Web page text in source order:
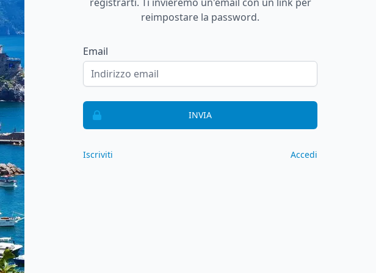
reimpostare la password.
Email
INVIA
Iscriviti Accedi